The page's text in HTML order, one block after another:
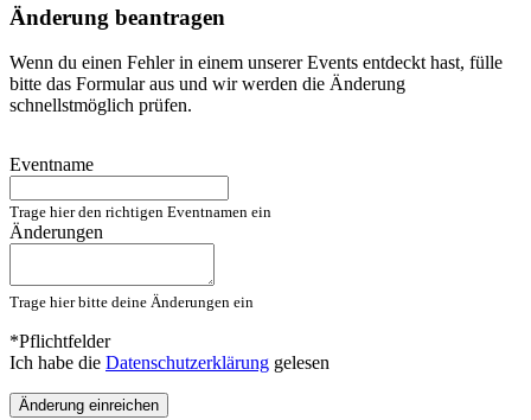
Änderung beantragen
Wenn du einen Fehler in einem unserer Events entdeckt hast, fülle
bitte das Formular aus und wir werden die Änderung
schnellstmöglich prüfen.
Eventname
Trage hier den richtigen Eventnamen ein
Änderungen
Trage hier bitte deine Änderungen ein
*Pflichtfelder
Ich habe die Datenschutzerklärung gelesen
Änderung einreichen